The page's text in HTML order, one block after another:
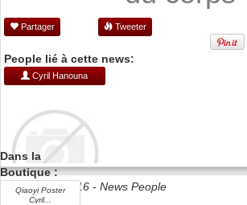
Partager Tweeter
People lié à cette news:
Cyril Hanouna
Date 03/06/2016 - News People
Dans la
Boutique :
Qiaoyi Poster
Cyril...